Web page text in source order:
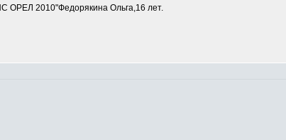
2010"Федорякина Ольга,16 лет.